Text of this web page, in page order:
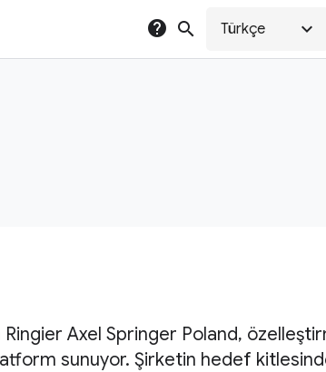
help search Türkçe expand_more
Axel Springer Poland,
sunuyor. Şirketin hedef